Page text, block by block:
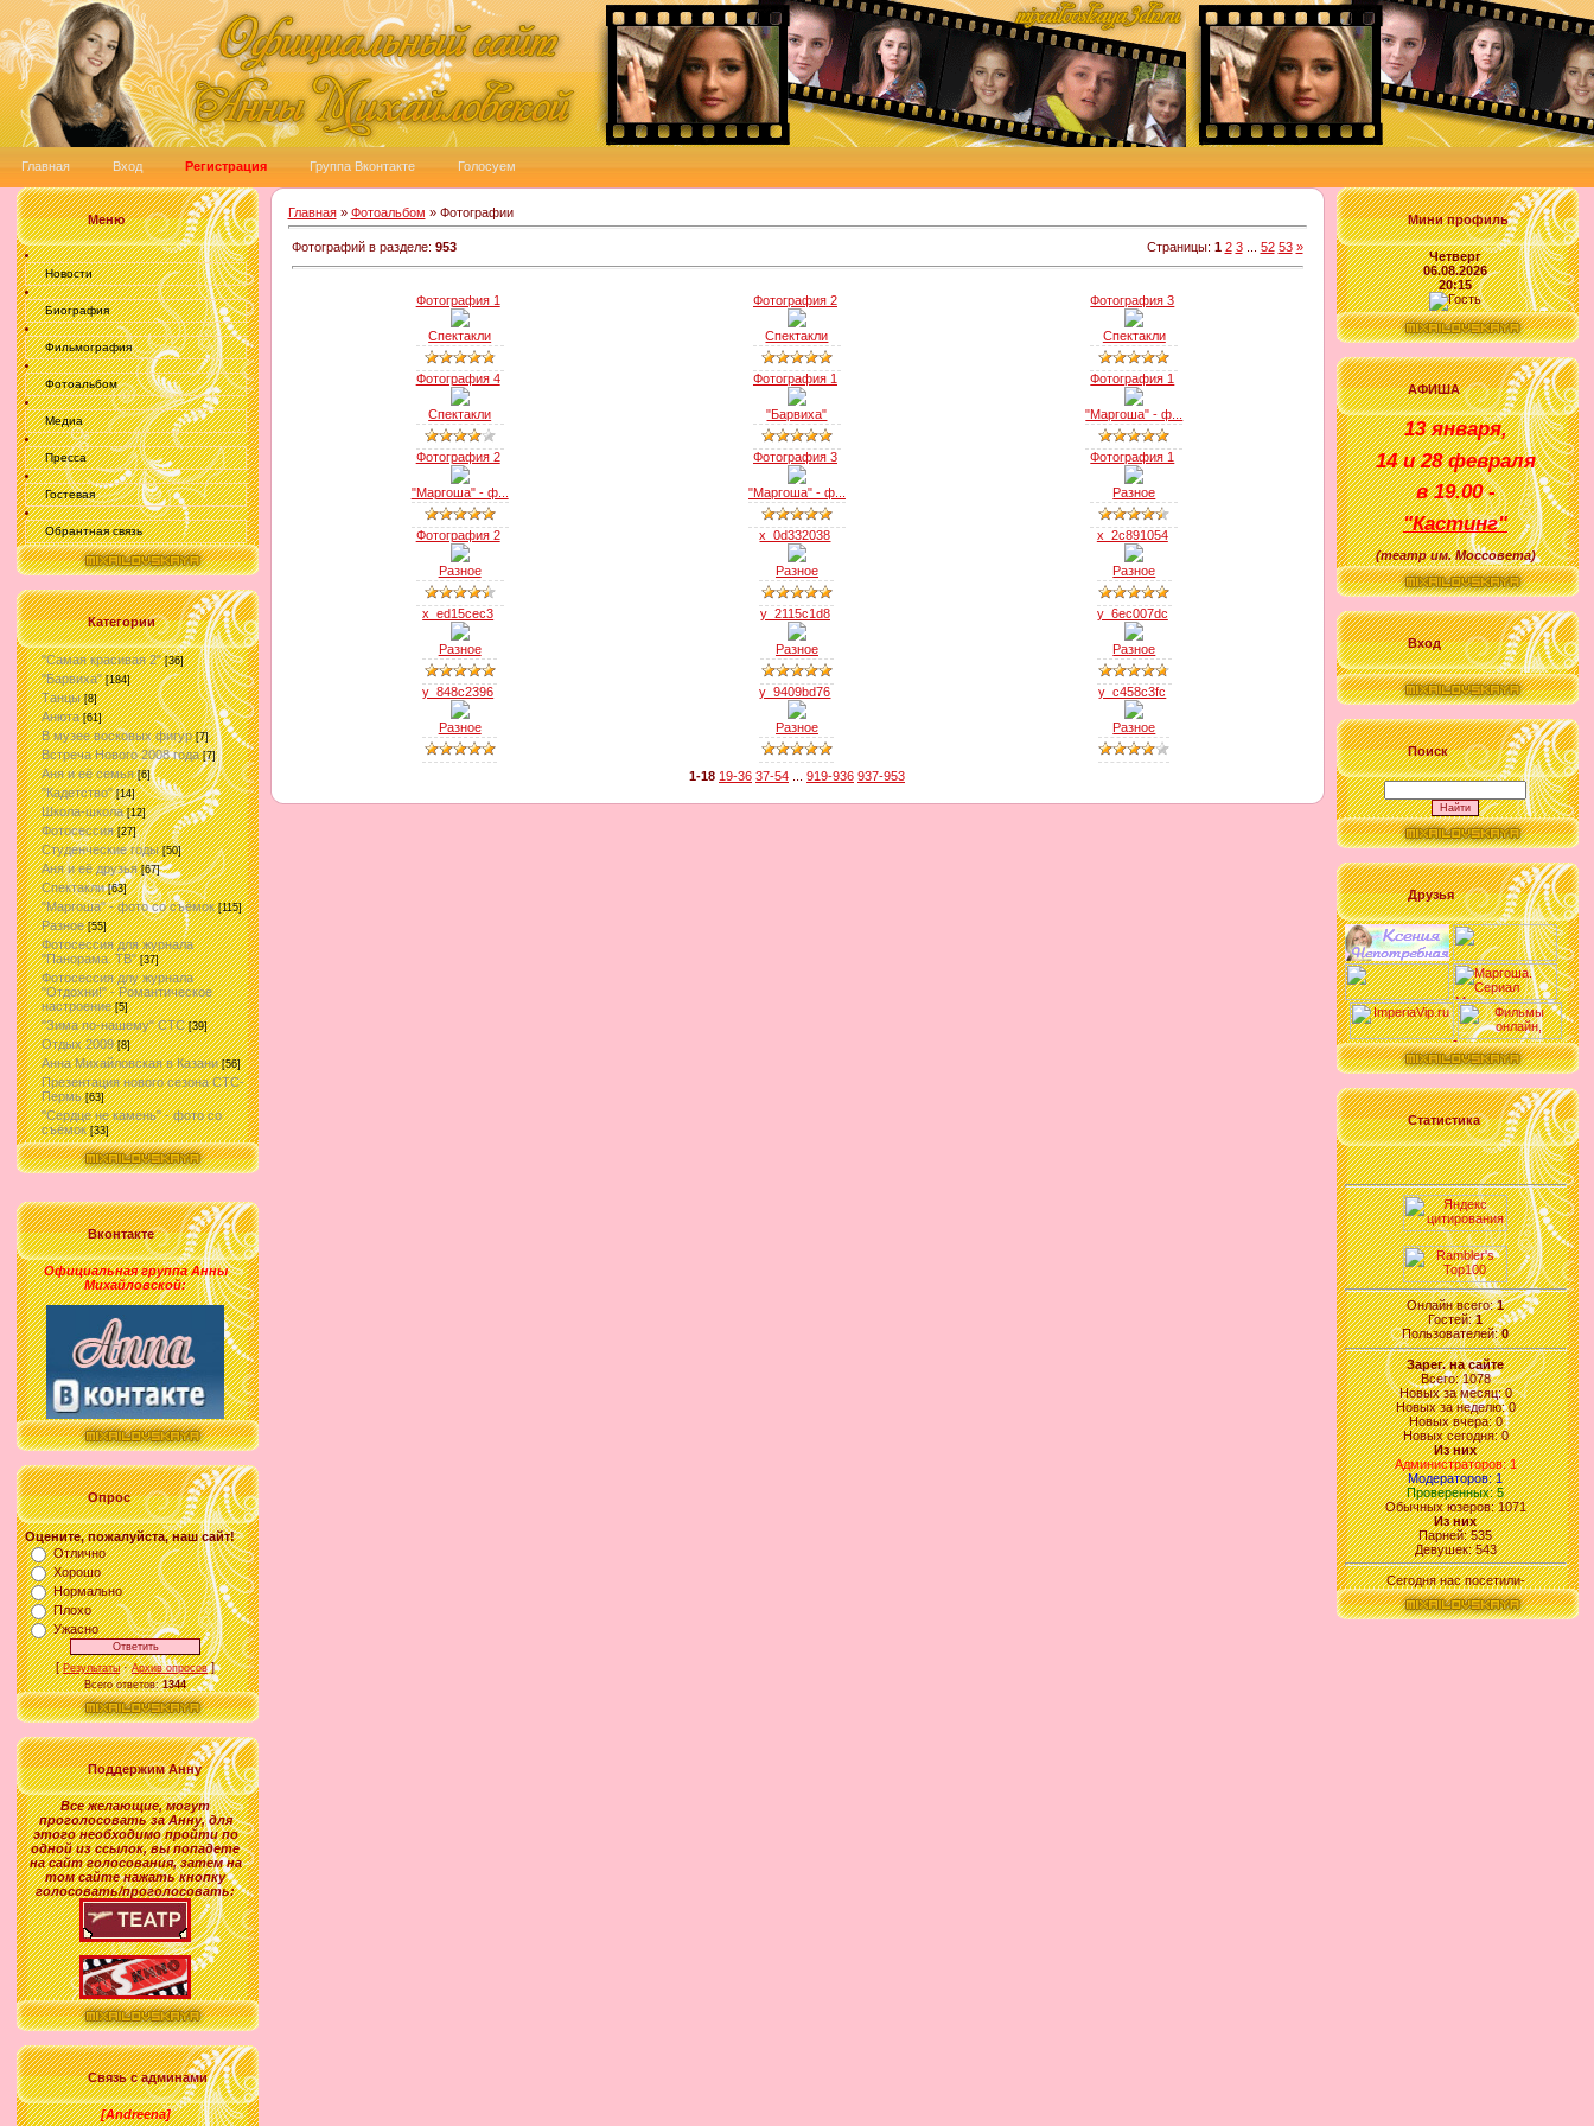
Главная Вход Регистрация Группа Вконтакте Голосуем
Меню
Новости
Биография
Фильмография
Фотоальбом
Медиа
Пресса
Гостевая
Обрантная связь
Категории
"Самая красивая 2" [36]
"Барвиха" [184]
Танцы [8]
Анюта [61]
В музее восковых фигур [7]
Встреча Нового 2008 года [7]
Аня и её семья [6]
"Кадетство" [14]
Школа-школа [12]
Фотосессия [27]
Студенческие годы [50]
Аня и её друзья [67]
Спектакли [63]
"Маргоша" - фото со съёмок [115]
Разное [55]
Фотосессия для журнала
"Панорама. ТВ" [37]
Фотосессия длу журнала
"Отдохни!" - Романтическое
настроение [5]
"Зима по-нашему" СТС [39]
Отдых 2009 [8]
Анна Михайловская в Казани [56]
Презентация нового сезона СТС-
Пермь [63]
"Сердце не камень" - фото со
съёмок [33]
Вконтакте
Официальная группа Анны
Михайловской:
Опрос
Оцените, пожалуйста, наш сайт!
Отлично
Хорошо
Нормально
Плохо
Ужасно
[Результаты·Архив опросов]
Всего ответов:1344
Поддержим Анну
Все желающие,могут
проголосовать заАнну, для
этого необходимо пройти по
одной из ссылок, вы попадете
на сайт голосования, затем на
том сайте нажать кнопку
голосовать/проголосовать:
Связь с админами
[Andreena]
Главная» Фотоальбом » Фотографии
Фотографий в разделе: 953 Страницы: 1 2 3 52 53 »
Фотография 1
Спектакли
Фотография 2
Спектакли
Фотография 3
Спектакли
Фотография 4
Спектакли
Фотография 1
"Барвиха"
Фотография 1
"Маргоша" - ф...
Фотография 2
"Маргоша" - ф...
Фотография 3
"Маргоша" - ф...
Фотография 1
Разное
Фотография 2
Разное
x_0d332038
Разное
x_2c891054
Разное
x_ed15cec3
Разное
y_2115c1d8
Разное
y_6ec007dc
Разное
y_848c2396
Разное
y_9409bd76
Разное
y_c458c3fc
Разное
1-18 19-36 37-54 919-936 937-953
Мини профиль
Четверг
06.08.2026
20:15
АФИША
13 января,
14 и 28 февраля
в19.00 -
"Кастинг"
(театр им. Моссовета)
Вход
Поиск
Друзья
Статистика
Онлайн всего:1
Гостей:1
Пользователей:0
Зарег. на сайте
Всего: 1078
Новых за месяц: 0
Новых за неделю: 0
Новых вчера: 0
Новых сегодня: 0
Из них
Администраторов: 1
Модераторов: 1
Проверенных: 5
Обычных юзеров: 1071
Из них
Парней: 535
Девушек: 543
Сегодня нас посетили-